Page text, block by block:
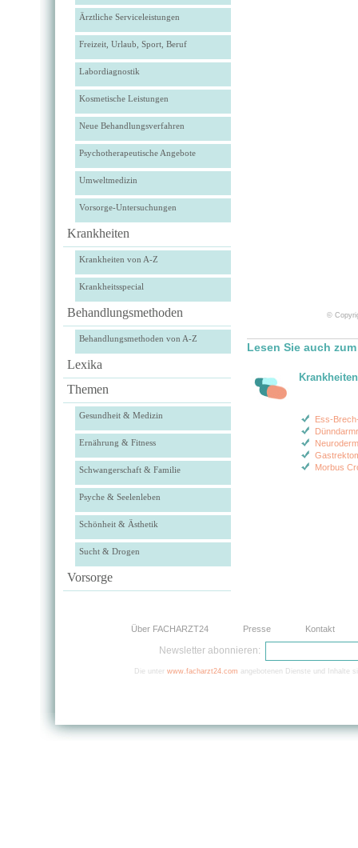
Ärztliche Serviceleistungen
Freizeit, Urlaub, Sport, Beruf
Labordiagnostik
Kosmetische Leistungen
Neue Behandlungsverfahren
Psychotherapeutische Angebote
Umweltmedizin
Vorsorge-Untersuchungen
Krankheiten
Krankheiten von A-Z
Krankheitsspecial
Behandlungsmethoden
Behandlungsmethoden von A-Z
Lexika
Themen
Gesundheit & Medizin
Ernährung & Fitness
Schwangerschaft & Familie
Psyche & Seelenleben
Schönheit & Ästhetik
Sucht & Drogen
Vorsorge
©
Lesen Sie auch
Krankheiten
Ess-
Morbus
Über FACHARZT24 Presse Kontakt
Newsletter abonnieren:
Die unter www.facharzt24.com angebotenen Dienste und Inhalte